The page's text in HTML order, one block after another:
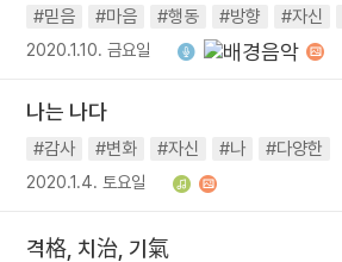
#믿음 #마음 #행동 #방향 #자신
2020.1.10. 금요일
나는 나다
#감사 #변화 #자신 #나 #다양한
2020.1.4. 토요일
격格, 치治, 기氣